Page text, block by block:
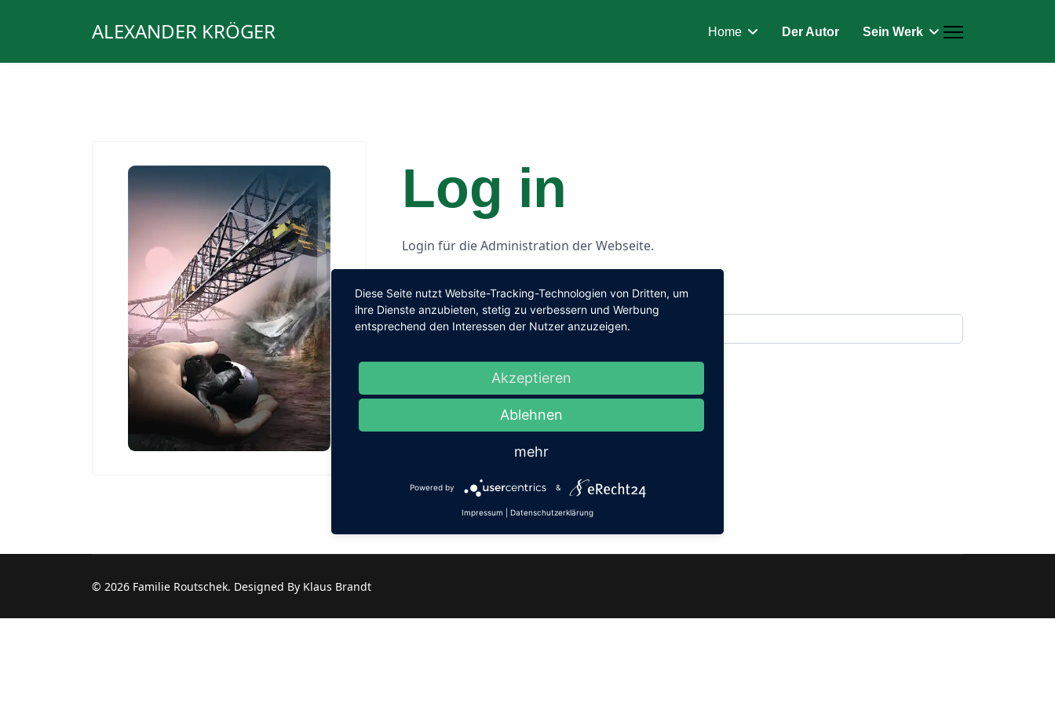
ALEXANDER KRÖGER Home Der Autor Sein Werk
Log in
Login für die Administration der Webseite.
E-Mail-Adresse*
© 2026 Familie Routschek. Designed By Klaus Brandt
Diese Seite nutzt Website-Tracking-Technologien von Dritten, um
ihre Dienste anzubieten, stetig zu verbessern und Werbung
entsprechend den Interessen der Nutzer anzuzeigen.
Akzeptieren
Ablehnen
mehr
Powered by &
Impressum Datenschutzerklärung